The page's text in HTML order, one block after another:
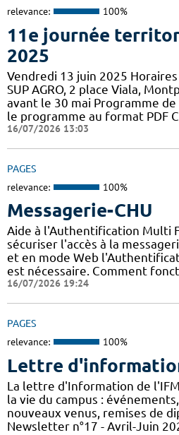
relevance: 100%
11e journée
2025
Vendredi 13 juin 2025
SUP AGRO, 2 place Viala,
avant le 30 mai Programme
le programme au format PDF
16/07/2026 13:03
PAGES
relevance: 100%
Messagerie-CHU
Aide à l'Authentification Multi
sécuriser l'accès à la
et en mode Web
est nécessaire. Comment
16/07/2026 19:24
PAGES
relevance: 100%
Lettre
La lettre d'Information de
la vie du campus :
nouveaux venus, remises de
Newsletter n°17 - Avril-Juin